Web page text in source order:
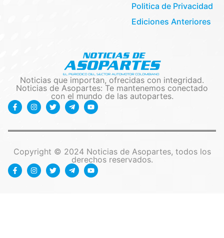
Politica de Privacidad
Ediciones Anteriores
Noticias que importan, ofrecidas con integridad.
Noticias de Asopartes: Te mantenemos conectado
con el mundo de las autopartes.
Copyright © 2024 Noticias de Asopartes, todos los
derechos reservados.